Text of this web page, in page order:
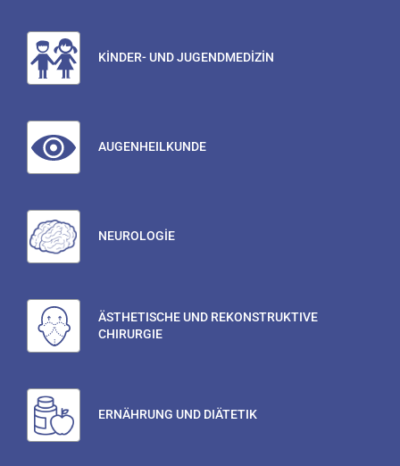
KİNDER- UND JUGENDMEDİZİN
AUGENHEILKUNDE
NEUROLOGİE
ÄSTHETISCHE UND REKONSTRUKTIVE
CHIRURGIE
ERNÄHRUNG UND DIÄTETIK